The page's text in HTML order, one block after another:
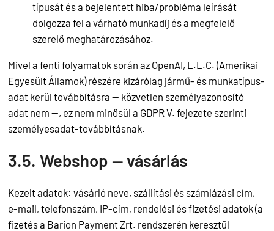
típusát és a bejelentett hiba/probléma leírását
dolgozza fel a várható munkadíj és a megfelelő
szerelő meghatározásához.
Mivel a fenti folyamatok során az OpenAI, L.L.C. (Amerikai
Egyesült Államok) részére kizárólag jármű- és munkatípus-
adat kerül továbbításra — közvetlen személyazonosító
adat nem —, ez nem minősül a GDPR V. fejezete szerinti
személyesadat-továbbításnak.
3.5. Webshop — vásárlás
Kezelt adatok: vásárló neve, szállítási és számlázási cím,
e-mail, telefonszám, IP-cím, rendelési és fizetési adatok (a
fizetés a Barion Payment Zrt. rendszerén keresztül